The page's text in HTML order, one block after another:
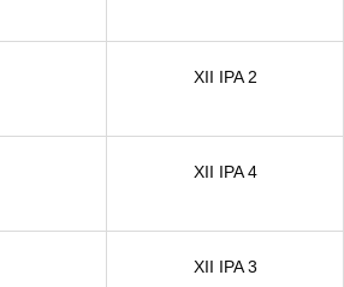
XII IPA 2
XII IPA 4
XII IPA 3